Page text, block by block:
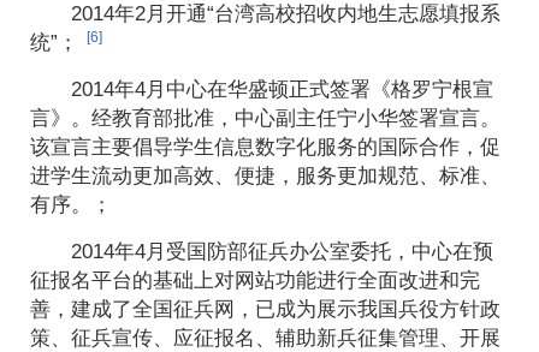
2014年2月开通“台湾高校招收内地生志愿填报系
统”；
[6]
2014年4月中心在华盛顿正式签署《格罗宁根宣
言》。经教育部批准，中心副主任宁小华签署宣言。
该宣言主要倡导学生信息数字化服务的国际合作，促
进学生流动更加高效、便捷，服务更加规范、标准、
有序。；
2014年4月受国防部征兵办公室委托，中心在预
征报名平台的基础上对网站功能进行全面改进和完
善，建成了全国征兵网，已成为展示我国兵役方针政
策、征兵宣传、应征报名、辅助新兵征集管理、开展